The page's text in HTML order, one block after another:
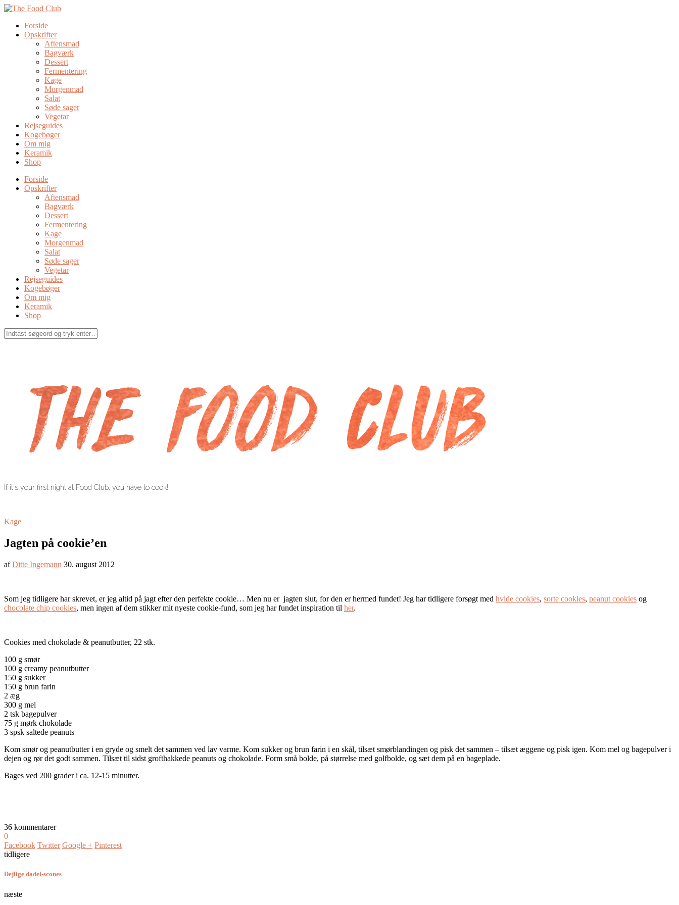
Forside
Opskrifter
Aftensmad
Bagværk
Dessert
Fermentering
Kage
Morgenmad
Salat
Søde sager
Vegetar
Rejseguides
Kogebøger
Om mig
Keramik
Shop
Forside
Opskrifter
Aftensmad
Bagværk
Dessert
Fermentering
Kage
Morgenmad
Salat
Søde sager
Vegetar
Rejseguides
Kogebøger
Om mig
Keramik
Shop
If it's your first night at Food Club, you have to cook!
Kage
Jagten på cookie’en
afDitte Ingemann 30. august 2012
Som jeg tidligere har skrevet, er jeg altid på jagt efter den perfekte cookie… Men nu er jagten slut, for den er hermed fundet! Jeg har tidligere forsøgt med hvide cookies, sorte cookies, peanut cookies og
chocolate chip cookies, men ingen af dem stikker mit nyeste cookie-fund, som jeg har fundet inspiration til her.
Cookies med chokolade & peanutbutter, 22 stk.
100 g smør
100 g creamy peanutbutter
150 g sukker
150 g brun farin
2 æg
300 g mel
2 tsk bagepulver
75 g mørk chokolade
3 spsk saltede peanuts
Kom smør og peanutbutter i en gryde og smelt det sammen ved lav varme. Kom sukker og brun farin i en skål, tilsæt smørblandingen og pisk det sammen – tilsæt æggene og pisk igen. Kom mel og bagepulver i
dejen og rør det godt sammen. Tilsæt til sidst grofthakkede peanuts og chokolade. Form små bolde, på størrelse med golfbolde, og sæt dem på en bageplade.
Bages ved 200 grader i ca. 12-15 minutter.
36 kommentarer
0
Facebook Twitter Google + Pinterest
tidligere
Dejlige dadel-scones
næste